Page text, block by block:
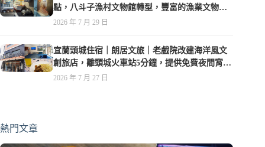
點，八斗子漁村文物館轉型，豐富的漁業文物，
值得走訪
2026 年 7 月 29 日
宜蘭頭城住宿｜朗居文旅｜老戲院改建海洋風文
創旅店，離頭城火車站5分鐘，提供免費夜間宵
夜，親子遊戲空間
2026 年 7 月 27 日
熱門文章